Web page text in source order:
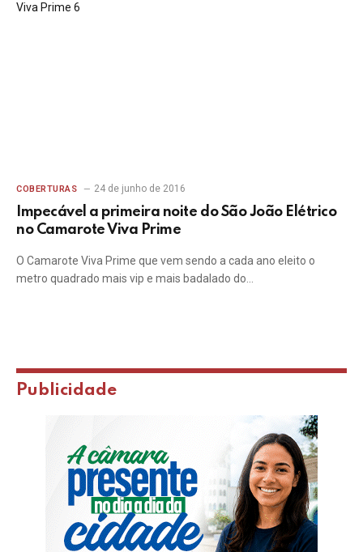
COBERTURAS 24 de junho de 2016
Impecável a primeira noite do São João Elétrico
no Camarote Viva Prime
O Camarote Viva Prime que vem sendo a cada ano eleito o
metro quadrado mais vip e mais badalado do…
Publicidade